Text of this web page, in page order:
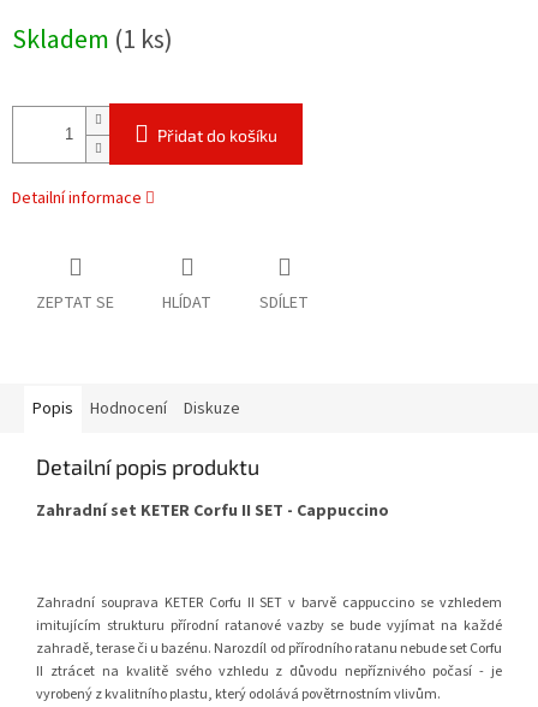
cena:
Skladem (1 ks)
Přidat do košíku
Detailní informace
ZEPTAT SE HLÍDAT SDÍLET
Popis Hodnocení Diskuze
Detailní popis produktu
Zahradní set KETER Corfu II SET - Cappuccino
Zahradní souprava KETER Corfu II SET v barvě cappuccino se vzhledem
imitujícím strukturu přírodní ratanové vazby se bude vyjímat na každé
zahradě, terase či u bazénu. Narozdíl od přírodního ratanu nebude set Corfu
II ztrácet na kvalitě svého vzhledu z důvodu nepříznivého počasí - je
vyrobený z kvalitního plastu, který odolává povětrnostním vlivům.